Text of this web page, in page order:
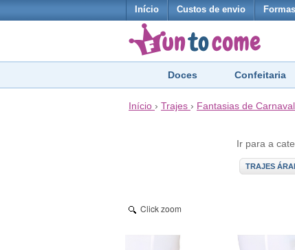
Início Custos de envio
Doces Confeitaria
Início › Trajes › Fantasias de Carnaval
Ir para a
TRAJES
Click zoom